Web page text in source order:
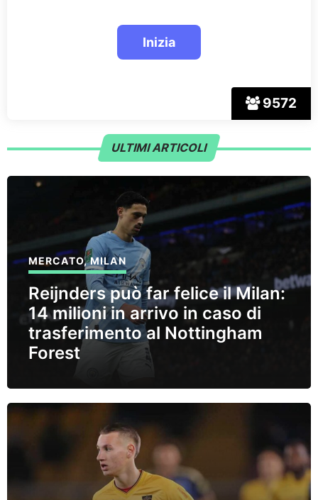
9572
ULTIMI ARTICOLI
MERCATO,MILAN
Reijnders può far felice il Milan:
14 milioni in arrivo in caso di
trasferimento al Nottingham
Forest